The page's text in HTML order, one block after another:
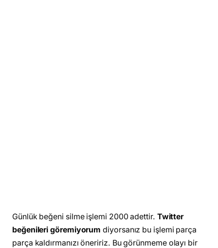
Günlük beğeni silme işlemi 2000 adettir. Twitter
beğenileri göremiyorum diyorsanız bu işlemi parça
parça kaldırmanızı öneririz. Bu görünmeme olayı bir